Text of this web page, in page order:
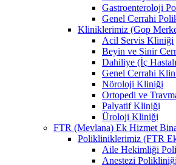
Gastroenteroloji
Genel Cerrahi
Kliniklerimiz (Gop
Acil Servis Kliniği
Beyin ve Sinir
Dahiliye (İç
Genel Cerrahi
Nöroloji Kliniği
Ortopedi ve
Palyatif Kliniği
Üroloji Kliniği
FTR (Mevlana) Ek Hizmet
Polikliniklerimiz (FTR
Aile Hekimliği
Anestezi Polikliniği